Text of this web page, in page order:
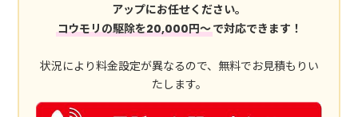
アップにお任せください。
コウモリの駆除を20,000円～で対応できます！
状況により料金設定が異なるので、無料でお見積もりい
たします。